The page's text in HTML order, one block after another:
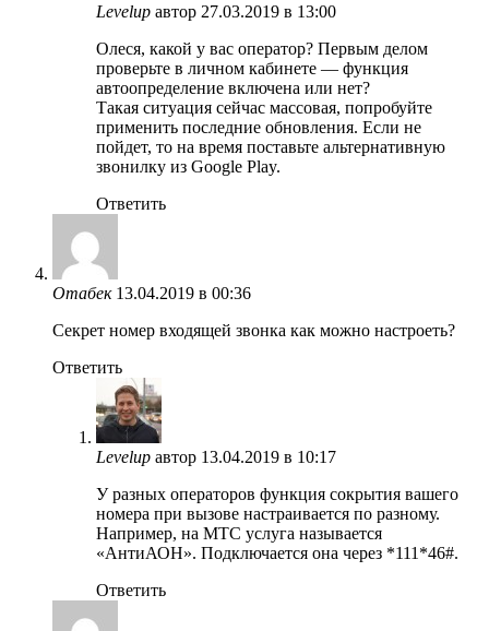
Levelup автор 27.03.2019 в 13:00
Олеся, какой у вас оператор? Первым делом
проверьте в личном кабинете — функция
автоопределение включена или нет?
Такая ситуация сейчас массовая, попробуйте
применить последние обновления. Если не
пойдет, то на время поставьте альтернативную
звонилку из Google Play.
Ответить
Отабек 13.04.2019 в 00:36
Секрет номер входящей звонка как можно настроеть?
Ответить
Levelup автор 13.04.2019 в 10:17
У разных операторов функция сокрытия вашего
номера при вызове настраивается по разному.
Например, на МТС услуга называется
«АнтиАОН». Подключается она через *111*46#.
Ответить